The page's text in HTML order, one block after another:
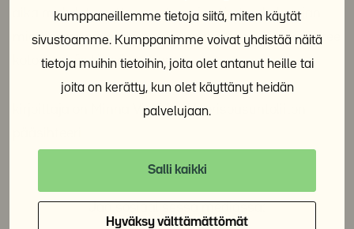
kumppaneillemme tietoja siitä, miten käytät
sivustoamme. Kumppanimme voivat yhdistää näitä
tietoja muihin tietoihin, joita olet antanut heille tai
joita on kerätty, kun olet käyttänyt heidän
palvelujaan.
Salli kaikki
Hyväksy välttämättömät
aika mahdoton ottaa vastaan jos täytyy koko ajan
miettiä, missä viettää seuraavan yönsä. Kaikki lähtee
kotoa, myös tässä asiassa.
kirjoittaja on Minna Vierikko, Nuorisoasuntoliiton